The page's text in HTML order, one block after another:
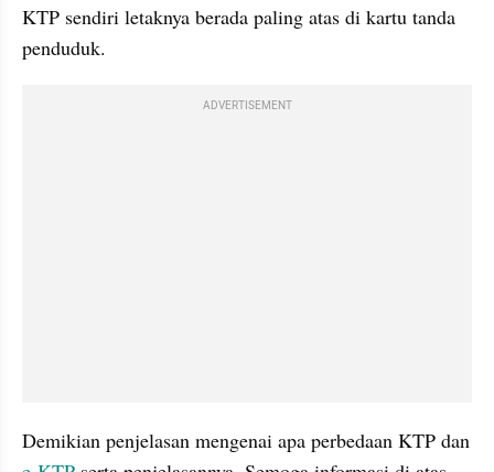
KTP sendiri letaknya berada paling atas di kartu tanda
penduduk.
ADVERTISEMENT